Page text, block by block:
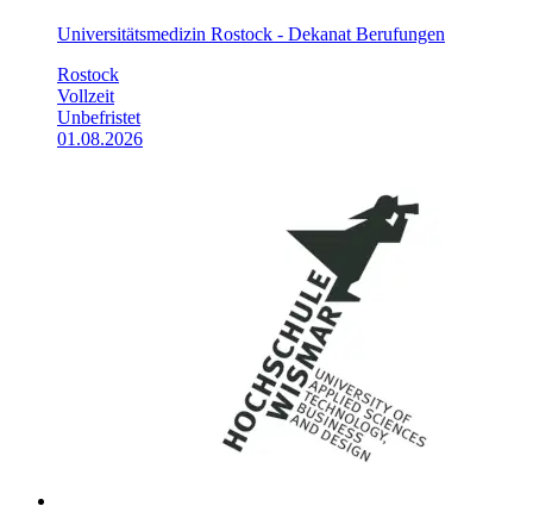
Universitätsmedizin Rostock - Dekanat Berufungen
Rostock
Vollzeit
Unbefristet
01.08.2026